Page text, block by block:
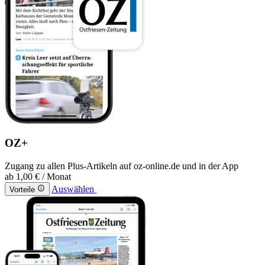
OZ+
Zugang zu allen Plus-Artikeln auf oz-online.de und in der App
ab 1,00 € / Monat
Vorteile Auswählen